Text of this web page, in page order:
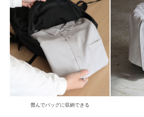
畳んでバッグに収納できる